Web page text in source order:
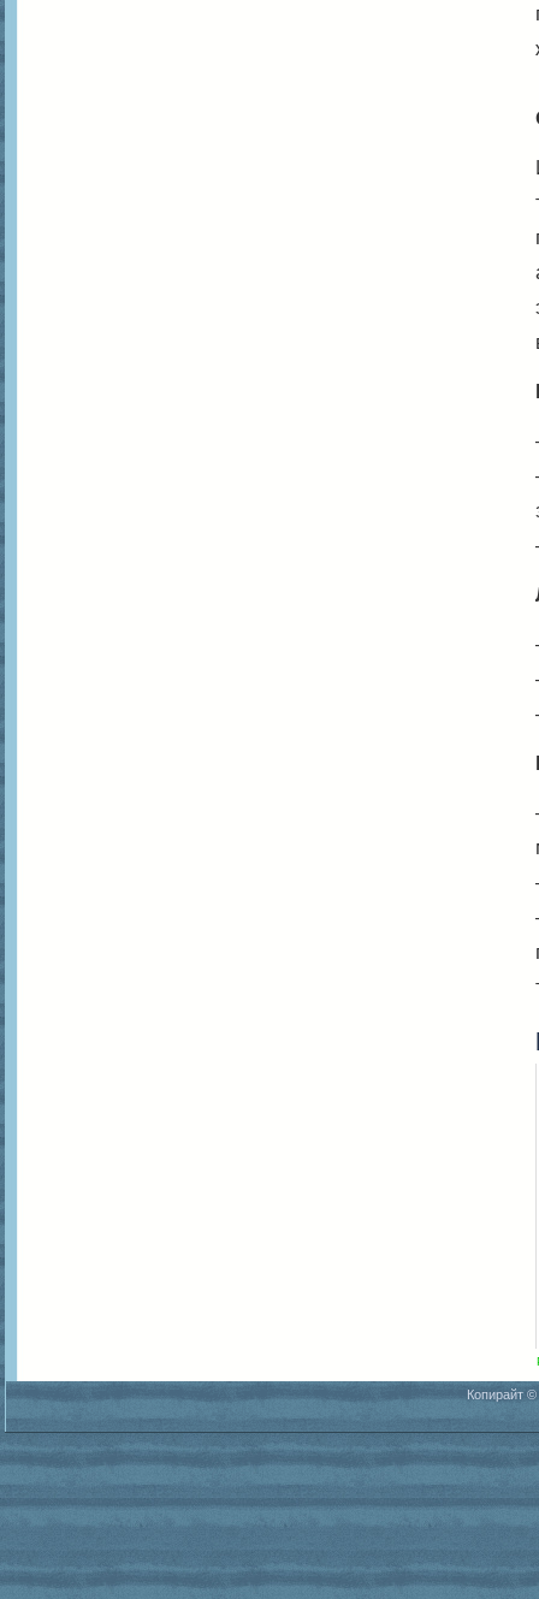
Копирайт